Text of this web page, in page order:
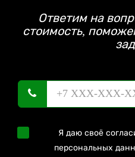
Ответим на
стоимость,
Я даю своё
персональных